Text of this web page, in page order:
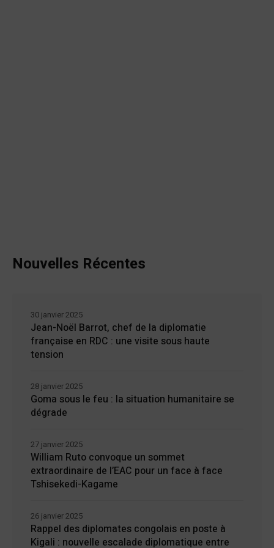
Nouvelles Récentes
Jean-Noël Barrot, chef de la diplomatie
française en RDC : une visite sous haute
tension
30 janvier 2025
Goma sous le feu : la situation humanitaire se
dégrade
28 janvier 2025
William Ruto convoque un sommet
extraordinaire de l’EAC pour un face à face
Tshisekedi-Kagame
27 janvier 2025
Rappel des diplomates congolais en poste à
Kigali : nouvelle escalade diplomatique entre
26 janvier 2025